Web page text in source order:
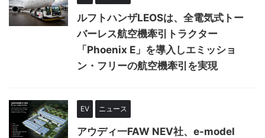
ルフトハンザLEOSは、全電気式トー
バーレス航空機牽引トラクター
「Phoenix E」を導入しエミッショ
ン・フリーの航空機牽引を実現
EV ニュース
アウディ一FAW NEV社、e-model